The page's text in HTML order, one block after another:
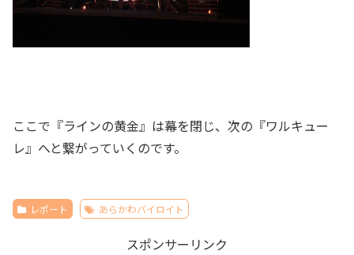
ここで『ラインの黄金』は幕を閉じ、次の『ワルキュー
レ』へと繋がっていくのです。
レポート あらかわバイロイト
スポンサーリンク